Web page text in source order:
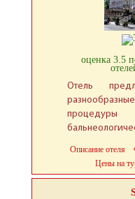
оценка 3.5
Отель
Описание отеля
Цены на